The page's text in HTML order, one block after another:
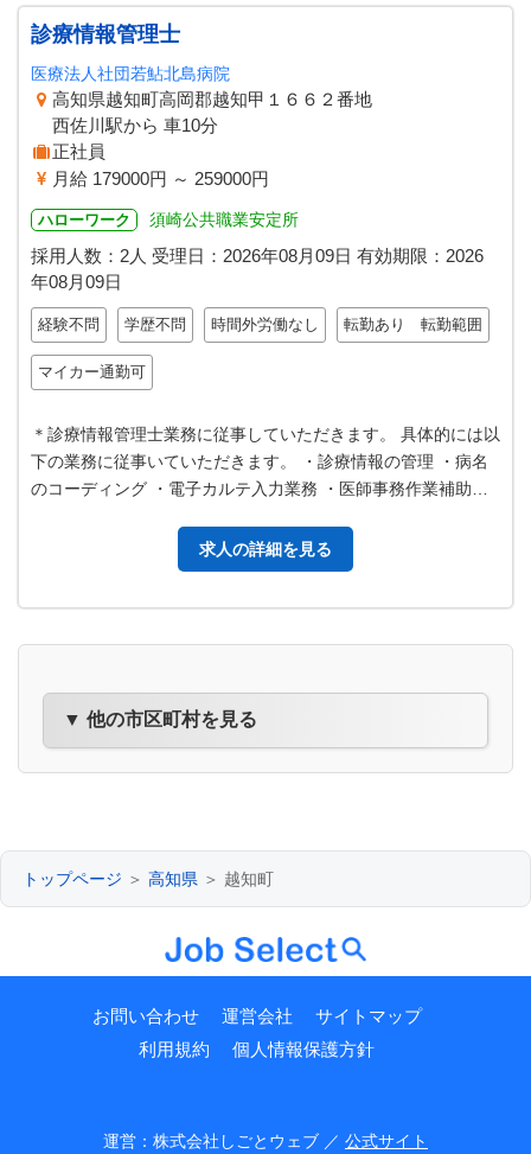
診療情報管理士
医療法人社団若鮎北島病院
高知県越知町高岡郡越知甲１６６２番地
西佐川駅から 車10分
正社員
月給 179000円 ～ 259000円
ハローワーク 須崎公共職業安定所
採用人数：2人 受理日： 2026年08月09日 有効期限： 2026
年08月09日
経験不問 学歴不問 時間外労働なし 転勤あり 転勤範囲
マイカー通勤可
＊診療情報管理士業務に従事していただきます。 具体的には以
下の業務に従事いていただきます。 ・診療情報の管理 ・病名
のコーディング ・電子カルテ入力業務 ・医師事務作業補助者
求人の詳細を見る
▼ 他の市区町村を見る
トップページ ＞ 高知県 ＞ 越知町
お問い合わせ 運営会社
サイトマップ
利用規約
個人情報保護方針
運営：株式会社しごとウェブ ／ 公式サイト